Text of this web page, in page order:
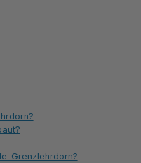
Grenzlehrdorn?